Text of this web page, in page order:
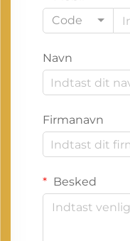
Code
Navn
Firmanavn
Besked